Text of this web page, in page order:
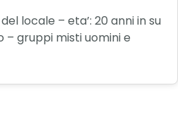
locale – eta’: 20 anni in su
gruppi misti uomini e